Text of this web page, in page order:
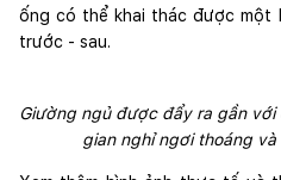
ống có thể khai thác được một
trước - sau.
Giường ngủ được đẩy ra gần
gian nghỉ ngơi thoáng